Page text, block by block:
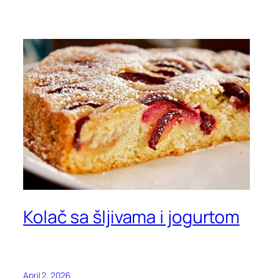
Kolač sa šljivama i jogurtom
April 2, 2026